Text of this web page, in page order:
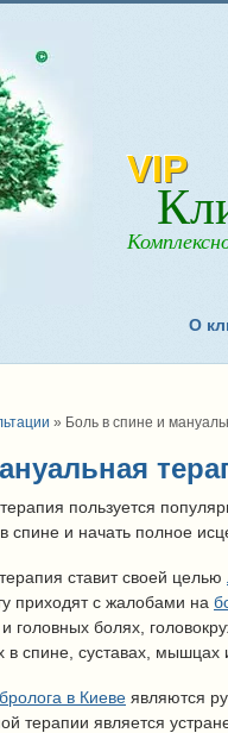
VIP
О
» Боль в спине и
пользуется
спине и начать полное
ставит своей целью
приходят с жалобами на
головных болях,
спине, суставах, мышцах
в Киеве являются
терапии является